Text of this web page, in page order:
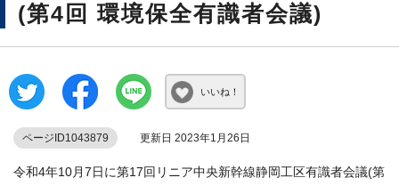
(第4回 環境保全有識者会議)
いいね！
ページID1043879 更新日 2023年1月26日
令和4年10月7日に第17回リニア中央新幹線静岡工区有識者会議(第